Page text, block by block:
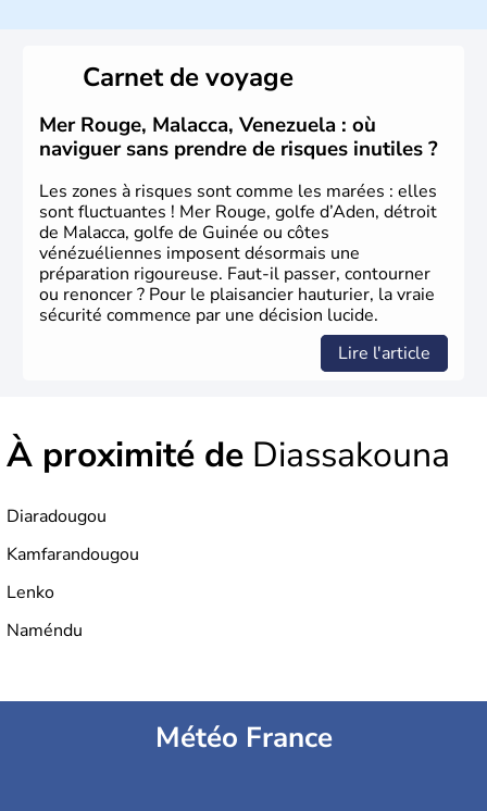
Carnet de voyage
Mer Rouge, Malacca, Venezuela : où
naviguer sans prendre de risques inutiles ?
Les zones à risques sont comme les marées : elles
sont fluctuantes ! Mer Rouge, golfe d’Aden, détroit
de Malacca, golfe de Guinée ou côtes
vénézuéliennes imposent désormais une
préparation rigoureuse. Faut-il passer, contourner
ou renoncer ? Pour le plaisancier hauturier, la vraie
sécurité commence par une décision lucide.
Lire l'article
À proximité de Diassakouna
Diaradougou
Kamfarandougou
Lenko
Naméndu
Météo France